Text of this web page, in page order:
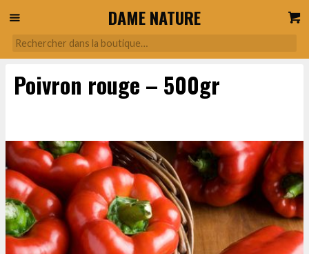
DAME NATURE
Poivron rouge – 500gr